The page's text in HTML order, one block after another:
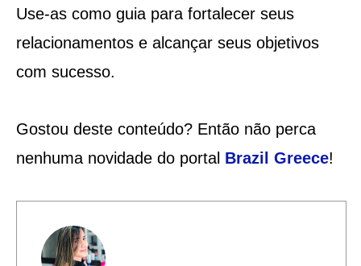
Use-as como guia para fortalecer seus
relacionamentos e alcançar seus objetivos
com sucesso.
Gostou deste conteúdo? Então não perca
nenhuma novidade do portal Brazil Greece!